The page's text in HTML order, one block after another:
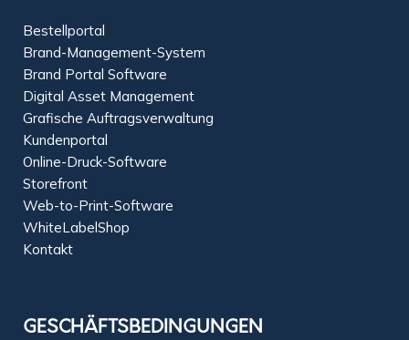
Bestellportal
Brand-Management-System
Brand Portal Software
Digital Asset Management
Grafische Auftragsverwaltung
Kundenportal
Online-Druck-Software
Storefront
Web-to-Print-Software
WhiteLabelShop
Kontakt
GESCHÄFTSBEDINGUNGEN